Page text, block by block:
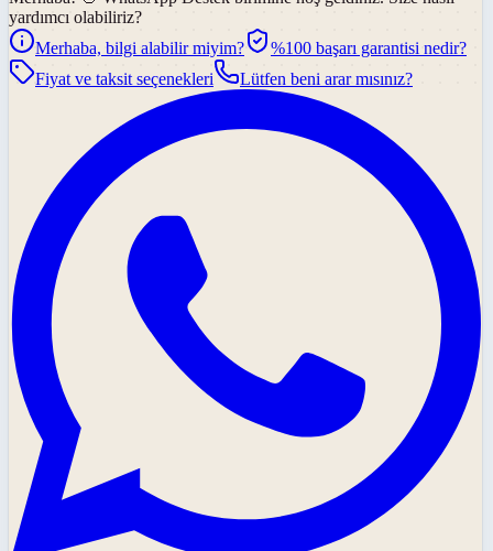
yardımcı olabiliriz?
Merhaba, bilgi alabilir miyim?
%100 başarı garantisi nedir?
Fiyat ve taksit seçenekleri
Lütfen beni arar mısınız?